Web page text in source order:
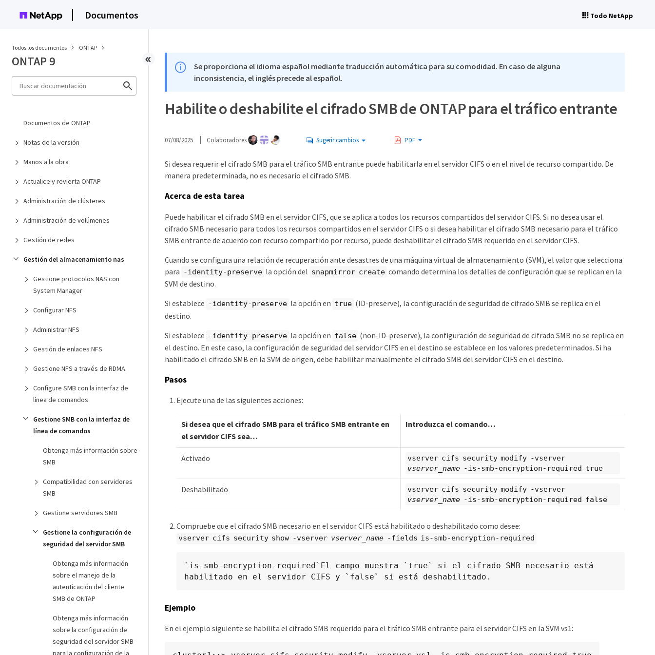
Documentos Todo NetApp
Todos los documentos ONTAP
ONTAP 9
Documentos de ONTAP
Notas de la versión
Manos a la obra
Actualice y revierta ONTAP
Administración de clústeres
Administración de volúmenes
Gestión de redes
Gestión del almacenamiento nas
Gestione protocolos NAS con
System Manager
Configurar NFS
Administrar NFS
Gestión de enlaces NFS
Gestione NFS a través de RDMA
Configure SMB con la interfaz de
línea de comandos
Gestione SMB con la interfaz de
línea de comandos
Obtenga más información sobre
SMB
Compatibilidad con servidores
SMB
Gestione servidores SMB
Gestione la configuración de
seguridad del servidor SMB
Obtenga más información
sobre el manejo de la
autenticación del cliente
SMB de ONTAP
Obtenga más información
sobre la configuración de
seguridad del servidor SMB
para la configuración de la
Se proporciona el idioma español mediante traducción automática para su comodidad. En caso de alguna
inconsistencia, el inglés precede al español.
Habilite o deshabilite el cifrado SMB de ONTAP para el tráfico entrante
07/08/2025 Colaboradores Sugerir cambios PDF
Si desea requerir el cifrado SMB para el tráfico SMB entrante puede habilitarla en el servidor CIFS o en el nivel de recurso compartido. De
manera predeterminada, no es necesario el cifrado SMB.
Acerca de esta tarea
Puede habilitar el cifrado SMB en el servidor CIFS, que se aplica a todos los recursos compartidos del servidor CIFS. Si no desea usar el
cifrado SMB necesario para todos los recursos compartidos en el servidor CIFS o si desea habilitar el cifrado SMB necesario para el tráfico
SMB entrante de acuerdo con recurso compartido por recurso, puede deshabilitar el cifrado SMB requerido en el servidor CIFS.
Cuando se configura una relación de recuperación ante desastres de una máquina virtual de almacenamiento (SVM), el valor que selecciona
para -identity-preserve la opción del snapmirror create comando determina los detalles de configuración que se replican en la
SVM de destino.
Si establece -identity-preserve la opción en true (ID-preserve), la configuración de seguridad de cifrado SMB se replica en el
destino.
Si establece -identity-preserve la opción en false (non-ID-preserve), la configuración de seguridad de cifrado SMB no se replica en
el destino. En este caso, la configuración de seguridad del servidor CIFS en el destino se establece en los valores predeterminados. Si ha
habilitado el cifrado SMB en la SVM de origen, debe habilitar manualmente el cifrado SMB del servidor CIFS en el destino.
Pasos
Ejecute una de las siguientes acciones:
Si desea que el cifrado SMB para el tráfico SMB entrante en
el servidor CIFS sea…​
Introduzca el comando…​
Activado
vserver cifs security modify -vserver
vserver_name -is-smb-encryption-required true
Deshabilitado
vserver cifs security modify -vserver
vserver_name -is-smb-encryption-required false
Compruebe que el cifrado SMB necesario en el servidor CIFS está habilitado o deshabilitado como desee:
vserver cifs security show -vserver vserver_name-fields is-smb-encryption-required
`is-smb-encryption-required`El campo muestra `true` si el cifrado SMB necesario está
habilitado en el servidor CIFS y `false` si está deshabilitado.
Ejemplo
En el ejemplo siguiente se habilita el cifrado SMB requerido para el tráfico SMB entrante para el servidor CIFS en la SVM vs1: